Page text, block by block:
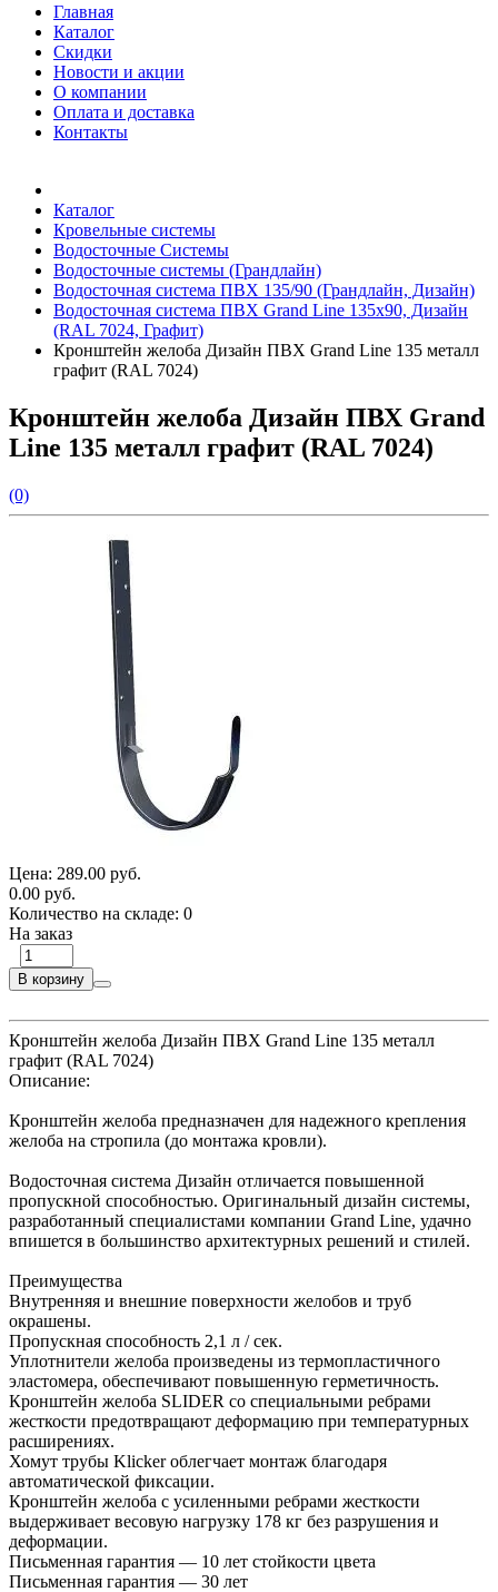
Главная
Каталог
Скидки
Новости и акции
О компании
Оплата и доставка
Контакты
Каталог
Кровельные системы
Водосточные Системы
Водосточные системы (Грандлайн)
Водосточная система ПВХ 135/90 (Грандлайн, Дизайн)
Водосточная система ПВХ Grand Line 135х90, Дизайн
(RAL 7024, Графит)
Кронштейн желоба Дизайн ПВХ Grand Line 135 металл
графит (RAL 7024)
Кронштейн желоба Дизайн ПВХ Grand
Line 135 металл графит (RAL 7024)
(0)
Цена: 289.00 руб.
0.00 руб.
Количество на складе: 0
На заказ
В корзину
Кронштейн желоба Дизайн ПВХ Grand Line 135 металл
графит (RAL 7024)
Описание:
Кронштейн желоба предназначен для надежного крепления
желоба на стропила (до монтажа кровли).
Водосточная система Дизайн отличается повышенной
пропускной способностью. Оригинальный дизайн системы,
разработанный специалистами компании Grand Line, удачно
впишется в большинство архитектурных решений и стилей.
Преимущества
Внутренняя и внешние поверхности желобов и труб
окрашены.
Пропускная способность 2,1 л / сек.
Уплотнители желоба произведены из термопластичного
эластомера, обеспечивают повышенную герметичность.
Кронштейн желоба SLIDER со специальными ребрами
жесткости предотвращают деформацию при температурных
расширениях.
Хомут трубы Klicker облегчает монтаж благодаря
автоматической фиксации.
Кронштейн желоба с усиленными ребрами жесткости
выдерживает весовую нагрузку 178 кг без разрушения и
деформации.
Письменная гарантия — 10 лет стойкости цвета
Письменная гарантия — 30 лет